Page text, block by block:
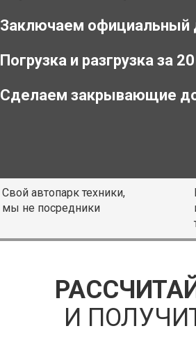
Заключаем официальный
Погрузка и разгрузка за
Сделаем закрывающие
Свой автопарк техники,
мы не посредники
И